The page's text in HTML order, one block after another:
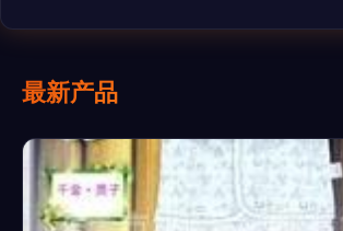
最新产品